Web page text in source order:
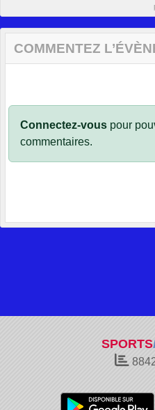
COMMENTEZ
Connectez-vous pour
commentaires.
SPORTS